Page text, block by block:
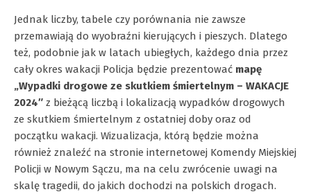
Jednak liczby, tabele czy porównania nie zawsze
przemawiają do wyobraźni kierujących i pieszych. Dlatego
też, podobnie jak w latach ubiegłych, każdego dnia przez
cały okres wakacji Policja będzie prezentować mapę
„Wypadki drogowe ze skutkiem śmiertelnym – WAKACJE
2024″ z bieżącą liczbą i lokalizacją wypadków drogowych
ze skutkiem śmiertelnym z ostatniej doby oraz od
początku wakacji. Wizualizacja, którą będzie można
również znaleźć na stronie internetowej Komendy Miejskiej
Policji w Nowym Sączu, ma na celu zwrócenie uwagi na
skalę tragedii, do jakich dochodzi na polskich drogach.